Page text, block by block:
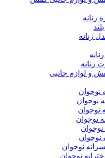
زنانه
زنانه
زنانه
و لوازم جانبی
نوجوان
نوجوان
نوجوان
نوجوان
نوجوان
نوجوان
نوجوان